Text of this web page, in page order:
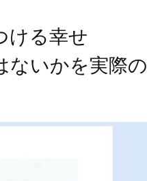
ける幸せ
ないかを実際の